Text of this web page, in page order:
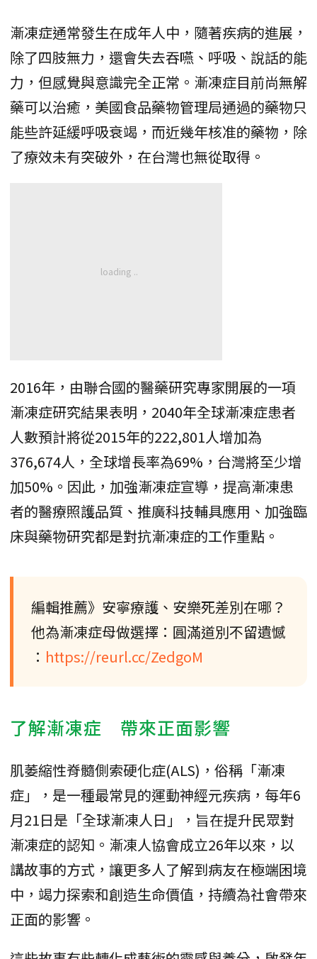
漸凍症通常發生在成年人中，隨著疾病的進展，
除了四肢無力，還會失去吞嚥、呼吸、說話的能
力，但感覺與意識完全正常。漸凍症目前尚無解
藥可以治癒，美國食品藥物管理局通過的藥物只
能些許延緩呼吸衰竭，而近幾年核准的藥物，除
了療效未有突破外，在台灣也無從取得。
2016年，由聯合國的醫藥研究專家開展的一項
漸凍症研究結果表明，2040年全球漸凍症患者
人數預計將從2015年的222,801人增加為
376,674人，全球增長率為69%，台灣將至少增
加50%。因此，加強漸凍症宣導，提高漸凍患
者的醫療照護品質、推廣科技輔具應用、加強臨
床與藥物研究都是對抗漸凍症的工作重點。
編輯推薦》安寧療護、安樂死差別在哪？
他為漸凍症母做選擇：圓滿道別不留遺憾
： https://reurl.cc/ZedgoM
了解漸凍症 帶來正面影響
肌萎縮性脊髓側索硬化症(ALS)，俗稱「漸凍
症」，是一種最常見的運動神經元疾病，每年6
月21日是「全球漸凍人日」，旨在提升民眾對
漸凍症的認知。漸凍人協會成立26年以來，以
講故事的方式，讓更多人了解到病友在極端困境
中，竭力探索和創造生命價值，持續為社會帶來
正面的影響。